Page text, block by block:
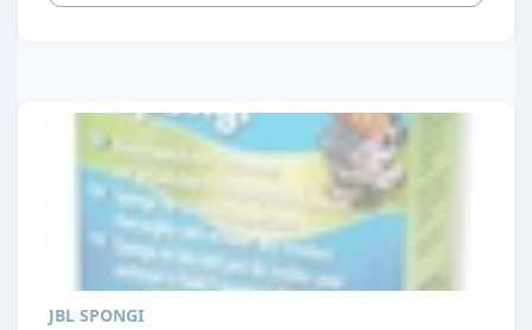
JBL SPONGI